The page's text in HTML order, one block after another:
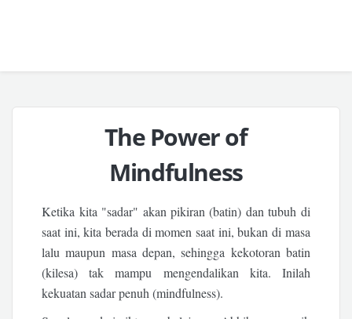
The Power of
Mindfulness
Ketika kita "sadar" akan pikiran (batin) dan tubuh di
saat ini, kita berada di momen saat ini, bukan di masa
lalu maupun masa depan, sehingga kekotoran batin
(kilesa) tak mampu mengendalikan kita. Inilah
kekuatan sadar penuh (mindfulness).